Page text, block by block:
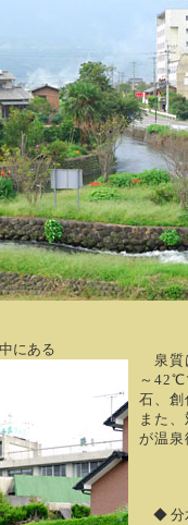
にある
泉質
～42℃
石、
また
が温
◆ 分